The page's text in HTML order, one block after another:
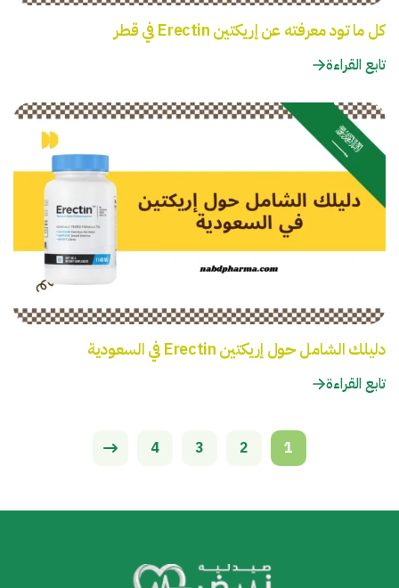
كل ما تود معرفته عن إريكتين Erectin في قطر
تابع القراءة
دليلك الشامل حول إريكتين Erectin في السعودية
تابع القراءة
1
2
3
4